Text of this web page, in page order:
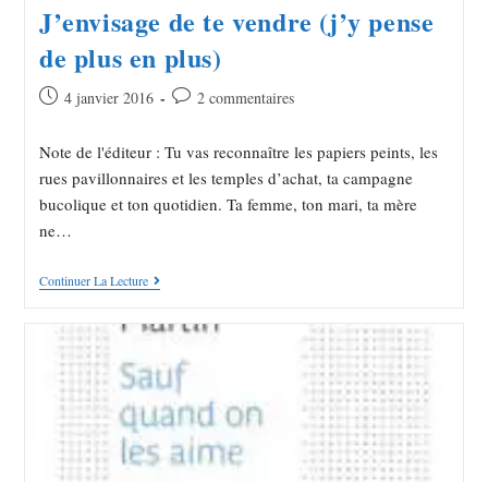
J’envisage de te vendre (j’y pense
de plus en plus)
4 janvier 2016 2 commentaires
Note de l'éditeur : Tu vas reconnaître les papiers peints, les
rues pavillonnaires et les temples d’achat, ta campagne
bucolique et ton quotidien. Ta femme, ton mari, ta mère
ne…
Continuer La Lecture